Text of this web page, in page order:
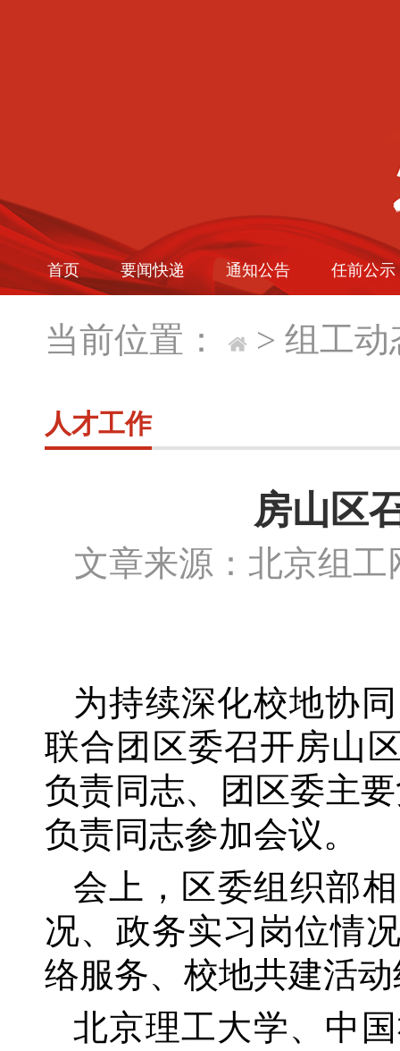
首页 要闻快递 通知公告 任前公示
当前位置： > 组工动
人才工作
房山区
文章来源：北京
为持续深化校地协
联合团区委召开房山
负责同志、团区委主
负责同志参加会议。
会上，区委组织部
况、政务实习岗位情
络服务、校地共建活
北京理工大学、中